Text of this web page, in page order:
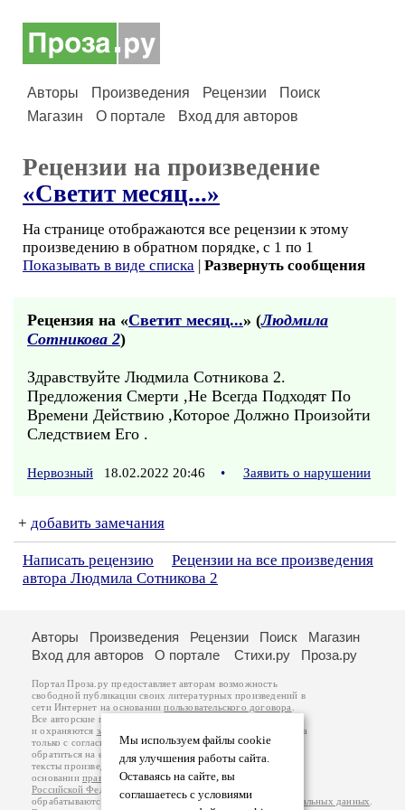
Авторы Произведения Рецензии
Поиск
Магазин
О портале Вход для авторов
Рецензии на произведение
«Светит месяц...»
На странице отображаются все рецензии к этому
произведению в обратном порядке, с 1 по 1
Показывать в виде списка | Развернуть сообщения
Рецензия на «Светит месяц...» (Людмила
Сотникова 2)
Здравствуйте Людмила Сотникова 2.
Предложения Смерти ,Не Всегда Подходят По
Времени Действию ,Которое Должно Произойти
Следствием Его .
Нервозный 18.02.2022 20:46 • Заявить о нарушении
+ добавить замечания
Написать рецензию
Рецензии на все произведения
автора Людмила Сотникова 2
Мы используем файлы cookie
для улучшения работы сайта.
Оставаясь на сайте, вы
соглашаетесь с условиями
Авторы Произведения Рецензии Поиск
Магазин
Вход для авторов
О портале Стихи.ру Проза.ру
Портал Проза.ру предоставляет авторам возможность
свободной публикации своих литературных произведений в
сети Интернет на основаниипользовательского договора
Все авторские права на произведения принадлежат авторам
и охраняются законом
. Перепечатка произведений возможна
только с согласия его автора, к которому вы можете
обратиться на его авторской странице. Ответственность за
тексты произведений авторы несут самостоятельно на
основанииправил публикацииизаконодательства
Российской Федерации
обрабатываются на основанииПолитики обработки персональных данных